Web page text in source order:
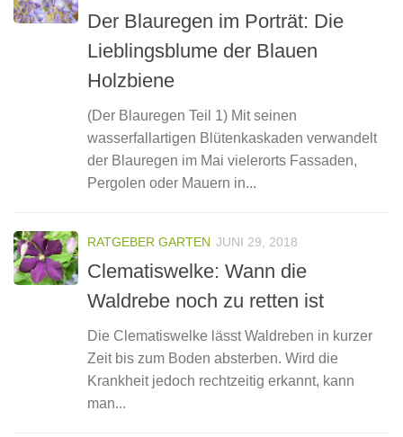
Der Blauregen im Porträt: Die
Lieblingsblume der Blauen
Holzbiene
(Der Blauregen Teil 1) Mit seinen
wasserfallartigen Blütenkaskaden verwandelt
der Blauregen im Mai vielerorts Fassaden,
Pergolen oder Mauern in...
RATGEBER GARTEN JUNI 29, 2018
Clematiswelke: Wann die
Waldrebe noch zu retten ist
Die Clematiswelke lässt Waldreben in kurzer
Zeit bis zum Boden absterben. Wird die
Krankheit jedoch rechtzeitig erkannt, kann
man...